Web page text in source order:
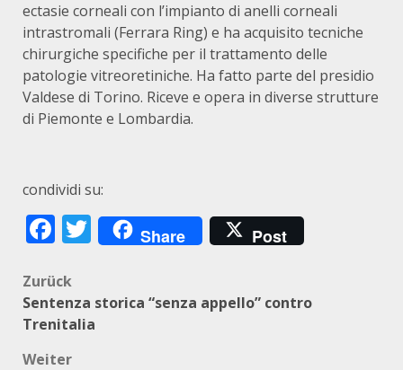
ectasie corneali con l’impianto di anelli corneali
intrastromali (Ferrara Ring) e ha acquisito tecniche
chirurgiche specifiche per il trattamento delle
patologie vitreoretiniche. Ha fatto parte del presidio
Valdese di Torino. Riceve e opera in diverse strutture
di Piemonte e Lombardia.
condividi su:
Facebook
Twitter
Share Post
Beitragsnavigation
Zurück
Sentenza storica “senza appello” contro
Trenitalia
Weiter